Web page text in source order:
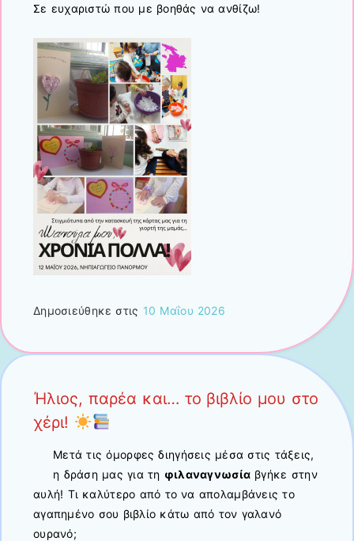
Σε ευχαριστώ που με βοηθάς να ανθίζω!
Δημοσιεύθηκε στις 10 Μαΐου 2026
Ήλιος, παρέα και… το βιβλίο μου στο
χέρι!
Μετά τις όμορφες διηγήσεις μέσα στις τάξεις,
η δράση μας για τη φιλαναγνωσία βγήκε στην
αυλή! Τι καλύτερο από το να απολαμβάνεις το
αγαπημένο σου βιβλίο κάτω από τον γαλανό
ουρανό;